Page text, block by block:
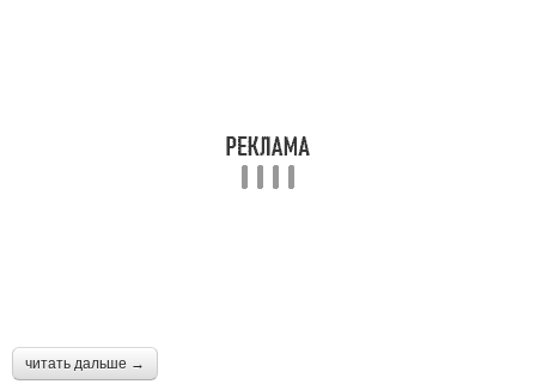
читать дальше →